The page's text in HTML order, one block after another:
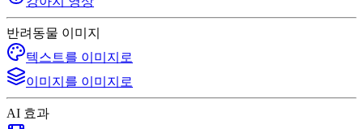
반려동물 이미지
텍스트를 이미지로
이미지를 이미지로
AI 효과